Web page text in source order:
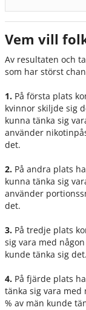
Vem vill
Av resultaten och
som har störst
1. På första plats
kvinnor skiljde sig
kunna tänka sig
använder
det.
2. På andra plats
kunna tänka sig
använder
det.
3. På tredje plats
sig vara med
kunde tänka sig det.
4. På fjärde plats
tänka sig vara med
% av män kunde